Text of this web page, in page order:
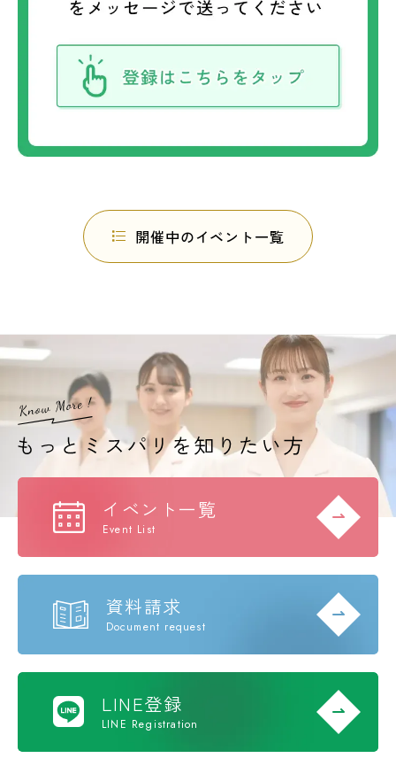
開催中のイベント一覧
イベント一覧
Event List
資料請求
Document request
LINE登録
LINE Registration